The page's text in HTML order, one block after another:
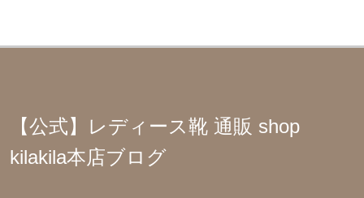
【公式】レディース靴 通販 shop
kilakila本店ブログ